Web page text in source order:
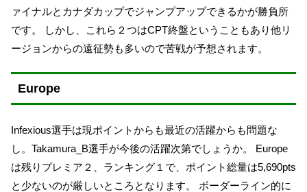
ァイナルとカナダカップでジャンプアップできるかが勝負所
です。 しかし、これら２つはCPT終盤ということもあり他リ
ージョンからの遠征勢も多いので苦戦が予想されます。
Europe
Infexious選手は現ポイントからも最近の活躍からも問題な
し。Takamura_B選手が今後の活躍次第でしょうか。 Europe
は残りプレミア２、ランキング１で、ポイント総量は5,690pts
と少ないのが厳しいところとなります。 ボーダーライン的に